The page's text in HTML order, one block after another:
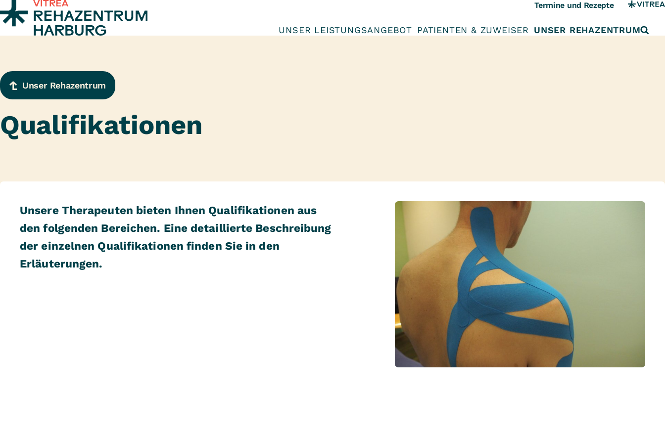
Zum Inhalt springen Termine und Rezepte
UNSER LEISTUNGSANGEBOT PATIENTEN & ZUWEISER UNSER REHAZENTRUM
Unser Rehazentrum
Qualifikationen
Unsere Therapeuten bieten Ihnen Qualifikationen aus
den folgenden Bereichen. Eine detaillierte Beschreibung
der einzelnen Qualifikationen finden Sie in den
Erläuterungen.